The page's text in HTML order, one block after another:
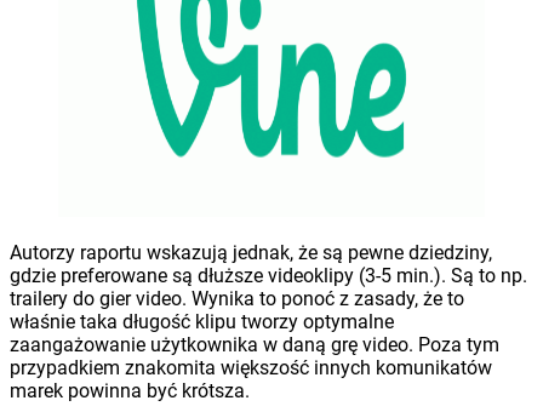
Autorzy raportu wskazują jednak, że są pewne dziedziny,
gdzie preferowane są dłuższe videoklipy (3-5 min.). Są to np.
trailery do gier video. Wynika to ponoć z zasady, że to
właśnie taka długość klipu tworzy optymalne
zaangażowanie użytkownika w daną grę video. Poza tym
przypadkiem znakomita większość innych komunikatów
marek powinna być krótsza.